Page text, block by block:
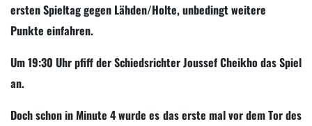
ersten Spieltag gegen Lähden/Holte, unbedingt weitere
Punkte einfahren.
Um 19:30 Uhr pfiff der Schiedsrichter Joussef Cheikho das Spiel
an.
Doch schon in Minute 4 wurde es das erste mal vor dem Tor des